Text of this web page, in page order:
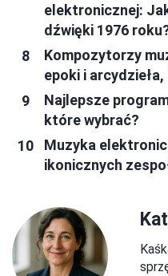
elektronicznej:
dźwięki 1976
Kompozytorzy
epoki i
Najlepsze
które wybrać?
Muzyka
ikonicznych